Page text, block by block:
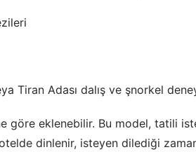
Tiran Adası dalış ve şnorkel
göre eklenebilir. Bu model, tatili
dinlenir, isteyen dilediği